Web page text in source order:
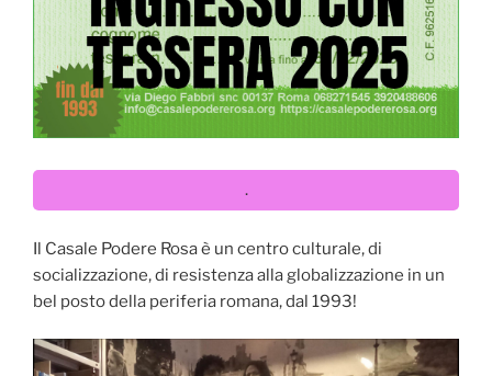
.
Il Casale Podere Rosa è un centro culturale, di
socializzazione, di resistenza alla globalizzazione in un
bel posto della periferia romana, dal 1993!